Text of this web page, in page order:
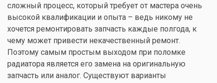
сложный процесс, который требует от мастера очень
высокой квалификации и опыта – ведь никому не
хочется ремонтировать запчасть каждые полгода, к
чему может привести некачественный ремонт.
Поэтому самым простым выходом при поломке
радиатора является его замена на оригинальную
запчасть или аналог. Существуют варианты